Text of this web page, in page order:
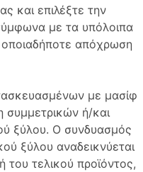
και επιλέξτε την
με τα υπόλοιπα
απόχρωση
με μασίφ
συμμετρικών ή/και
ξύλου. Ο συνδυασμός
ξύλου αναδεικνύεται
του τελικού προϊόντος,